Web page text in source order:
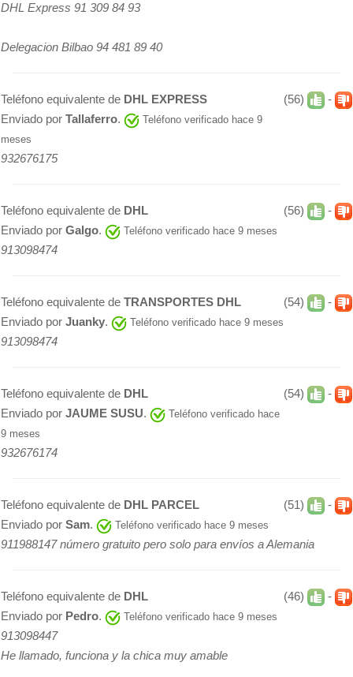
DHL Express 91 309 84 93
Delegacion Bilbao 94 481 89 40
(56) -
Teléfono equivalente de DHL EXPRESS
Enviado por Tallaferro.
Teléfono verificado hace 9
meses
932676175
(56) -
Teléfono equivalente de DHL
Enviado por Galgo. Teléfono verificado hace 9 meses
913098474
(54) -
Teléfono equivalente de TRANSPORTES DHL
Enviado por Juanky. Teléfono verificado hace 9 meses
913098474
(54) -
Teléfono equivalente de DHL
Enviado por JAUME SUSU.
Teléfono verificado hace
9 meses
932676174
(51) -
Teléfono equivalente de DHL PARCEL
Enviado por Sam. Teléfono verificado hace 9 meses
911988147 número gratuito pero solo para envíos a Alemania
(46) -
Teléfono equivalente de DHL
Enviado por Pedro. Teléfono verificado hace 9 meses
913098447
He llamado, funciona y la chica muy amable